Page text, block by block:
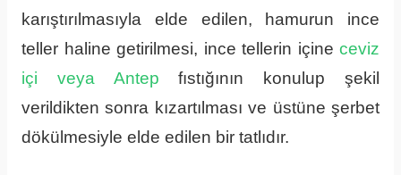
karıştırılmasıyla elde edilen, hamurun ince
teller haline getirilmesi, ince tellerin içine ceviz
içi veya Antep fıstığının konulup şekil
verildikten sonra kızartılması ve üstüne şerbet
dökülmesiyle elde edilen bir tatlıdır.